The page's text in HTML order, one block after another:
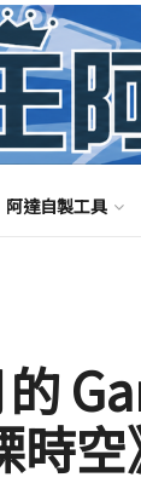
阿達自製工具
時